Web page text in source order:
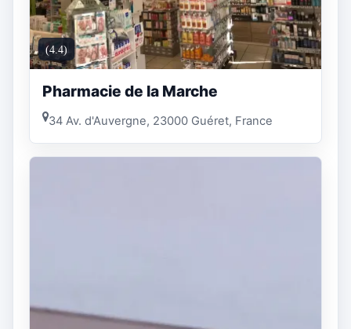
(4.4)
Pharmacie de la Marche
34 Av. d'Auvergne, 23000 Guéret, France